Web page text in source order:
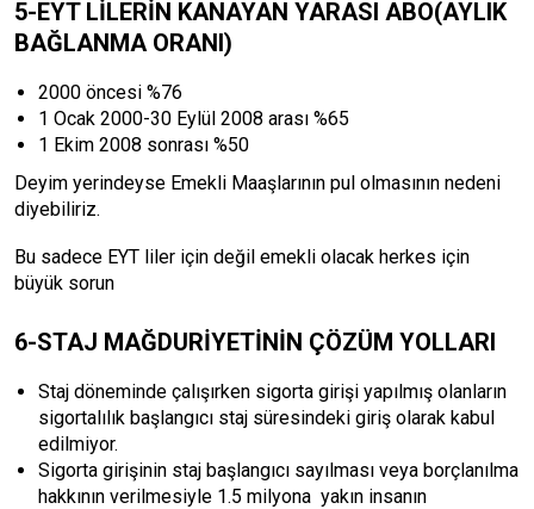
5-EYT LİLERİN KANAYAN YARASI ABO(AYLIK
BAĞLANMA ORANI)
2000 öncesi %76
1 Ocak 2000-30 Eylül 2008 arası %65
1 Ekim 2008 sonrası %50
Deyim yerindeyse Emekli Maaşlarının pul olmasının nedeni
diyebiliriz.
Bu sadece EYT liler için değil emekli olacak herkes için
büyük sorun
6-STAJ MAĞDURİYETİNİN ÇÖZÜM YOLLARI
Staj döneminde çalışırken sigorta girişi yapılmış olanların
sigortalılık başlangıcı staj süresindeki giriş olarak kabul
edilmiyor.
Sigorta girişinin staj başlangıcı sayılması veya borçlanılma
hakkının verilmesiyle 1.5 milyona yakın insanın